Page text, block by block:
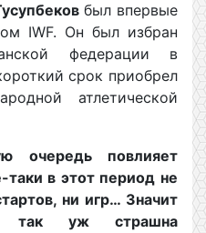
был впервые
IWF. Он был избран
федерации в
срок приобрел
атлетической
повлияет
в этот период не
ни игр… Значит
уж страшна